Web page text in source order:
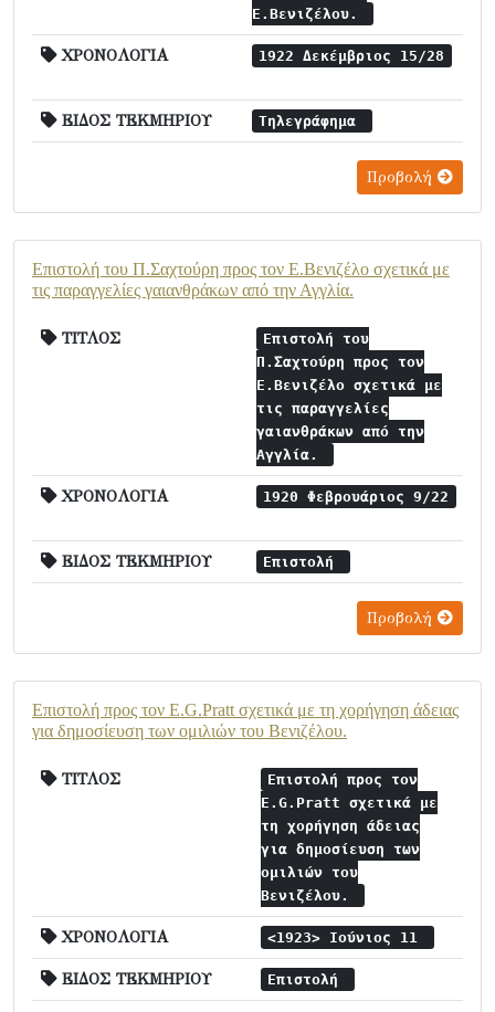
Ε.Βενιζέλου.
ΧΡΟΝΟΛΟΓΙΑ 1922 Δεκέμβριος 15/28
ΕΙΔΟΣ ΤΕΚΜΗΡΙΟΥ Τηλεγράφημα
Προβολή
Επιστολή του Π.Σαχτούρη προς τον Ε.Βενιζέλο σχετικά με
τις παραγγελίες γαιανθράκων από την Αγγλία.
ΤΙΤΛΟΣ
Επιστολή του
Π.Σαχτούρη προς τον
Ε.Βενιζέλο σχετικά με
τις παραγγελίες
γαιανθράκων από την
Αγγλία.
ΧΡΟΝΟΛΟΓΙΑ 1920 Φεβρουάριος 9/22
ΕΙΔΟΣ ΤΕΚΜΗΡΙΟΥ Επιστολή
Προβολή
Επιστολή προς τον E.G.Pratt σχετικά με τη χορήγηση άδειας
για δημοσίευση των ομιλιών του Βενιζέλου.
ΤΙΤΛΟΣ
Επιστολή προς τον
E.G.Pratt σχετικά με
τη χορήγηση άδειας
για δημοσίευση των
ομιλιών του
Βενιζέλου.
ΧΡΟΝΟΛΟΓΙΑ <1923> Ιούνιος 11
ΕΙΔΟΣ ΤΕΚΜΗΡΙΟΥ Επιστολή